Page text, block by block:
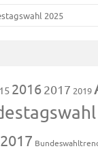
2025
20162017 2019